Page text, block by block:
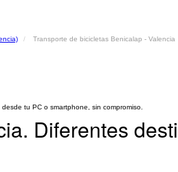
Transporte de bicicletas Benicalap - Valencia
tu PC o smartphone, sin compromiso.
Diferentes